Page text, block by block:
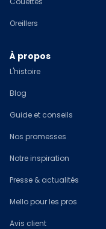
Oreillers
À propos
L'histoire
Blog
Guide et conseils
Nos promesses
Notre inspiration
Presse & actualités
Mello pour les pros
Avis client